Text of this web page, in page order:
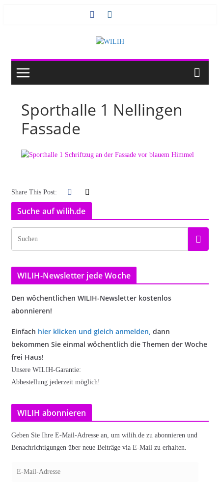
Sporthalle 1 Nellingen
Fassade
Share This Post:
Suche auf wilih.de
WILIH-Newsletter jede Woche
Den wöchentlichen WILIH-Newsletter kostenlos
abonnieren!
Einfach hier klicken und gleich anmelden, dann
bekommen Sie einmal wöchentlich die Themen der Woche
frei Haus!
Unsere WILIH-Garantie:
Abbestellung jederzeit möglich!
WILIH abonnieren
Geben Sie Ihre E-Mail-Adresse an, um wilih.de zu abonnieren und
Benachrichtigungen über neue Beiträge via E-Mail zu erhalten.